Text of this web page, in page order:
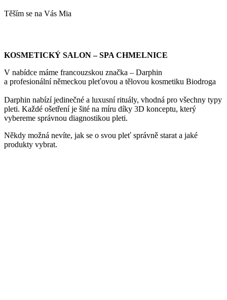
Těším se na Vás Mia
KOSMETICKÝ SALON – SPA CHMELNICE
V nabídce máme francouzskou značka – Darphin
a profesionální německou pleťovou a tělovou kosmetiku Biodroga
Darphin nabízí jedinečné a luxusní rituály, vhodná pro všechny typy
pleti. Každé ošetření je šité na míru díky 3D konceptu, který
vybereme správnou diagnostikou pleti.
Někdy možná nevíte, jak se o svou pleť správně starat a jaké
produkty vybrat.